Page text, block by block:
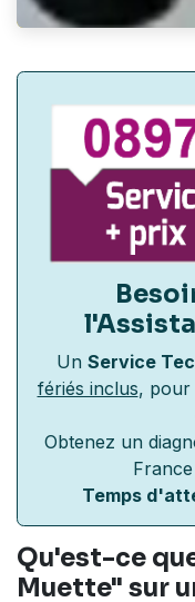
Un Service
fériés inclus, pour
Obtenez un
Temps
Qu'est-ce
Muette" sur